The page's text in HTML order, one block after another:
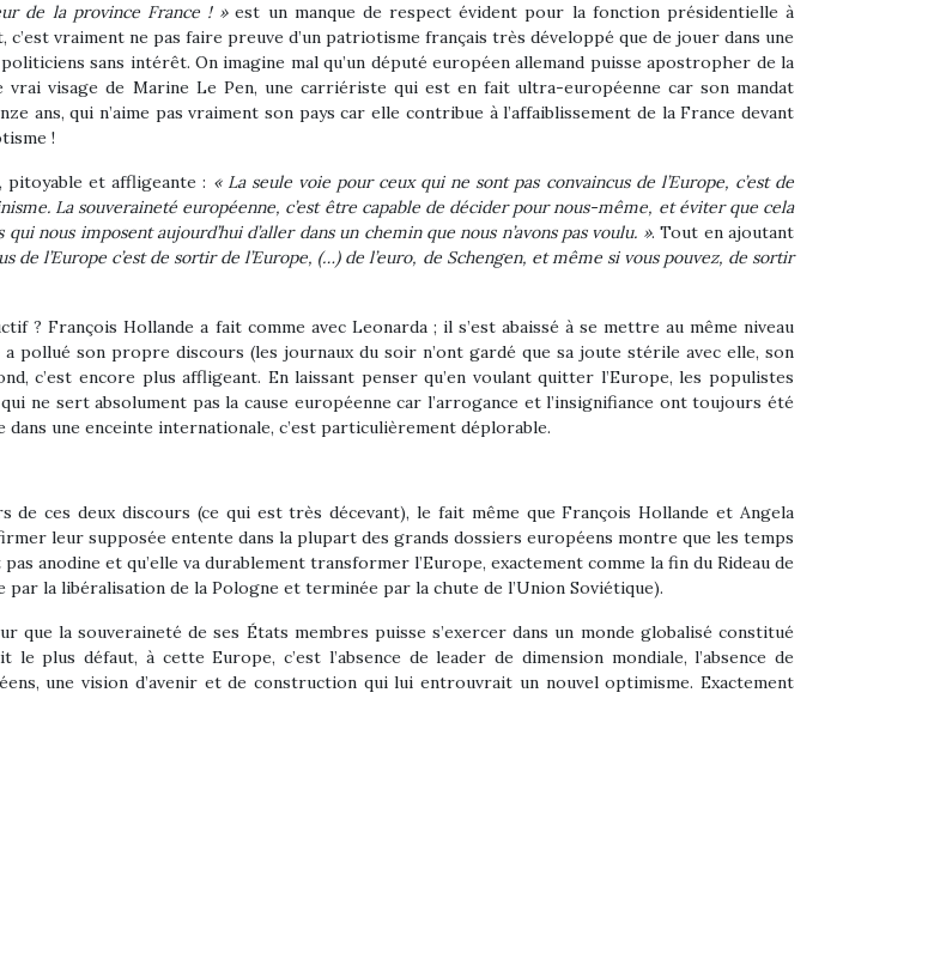
de la province France ! »est un manque de respect évident pour la fonction présidentielle à
vraiment ne pas faire preuve d’un patriotisme français très développé que de jouer dans une
sans intérêt. On imagine mal qu’un député européen allemand puisse apostropher de la
visage de Marine Le Pen, une carriériste qui est en fait ultra-européenne car son mandat
ans, qui n’aime pas vraiment son pays car elle contribue à l’affaiblissement de la France devant
!
pitoyable et affligeante : « La seule voie pour ceux qui ne sont pas convaincus de l’Europe, c’est de
La souveraineté européenne, c’est être capable de décider pour nous-même, et éviter que cela
nous imposent aujourd’hui d’aller dans un chemin que nous n’avons pas voulu. ». Tout en ajoutant
l’Europe c’est de sortir de l’Europe, (…) de l’euro, de Schengen, et même si vous pouvez, de sortir
? François Hollande a fait comme avec Leonarda ; il s’est abaissé à se mettre au même niveau
a pollué son propre discours (les journaux du soir n’ont gardé que sa joute stérile avec elle, son
c’est encore plus affligeant. En laissant penser qu’en voulant quitter l’Europe, les populistes
ne sert absolument pas la cause européenne car l’arrogance et l’insignifiance ont toujours été
une enceinte internationale, c’est particulièrement déplorable.
ces deux discours (ce qui est très décevant), le fait même que François Hollande et Angela
leur supposée entente dans la plupart des grands dossiers européens montre que les temps
anodine et qu’elle va durablement transformer l’Europe, exactement comme la fin du Rideau de
la libéralisation de la Pologne et terminée par la chute de l’Union Soviétique).
la souveraineté de ses États membres puisse s’exercer dans un monde globalisé constitué
plus défaut, à cette Europe, c’est l’absence de leader de dimension mondiale, l’absence de
une vision d’avenir et de construction qui lui entrouvrait un nouvel optimisme. Exactement